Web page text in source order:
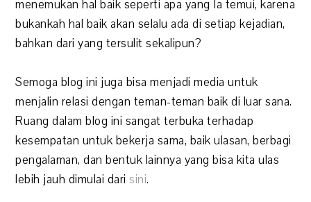
menemukan hal baik seperti apa yang Ia temui, karena
bukankah hal baik akan selalu ada di setiap kejadian,
bahkan dari yang tersulit sekalipun?
Semoga blog ini juga bisa menjadi media untuk
menjalin relasi dengan teman-teman baik di luar sana.
Ruang dalam blog ini sangat terbuka terhadap
kesempatan untuk bekerja sama, baik ulasan, berbagi
pengalaman, dan bentuk lainnya yang bisa kita ulas
lebih jauh dimulai dari sini.